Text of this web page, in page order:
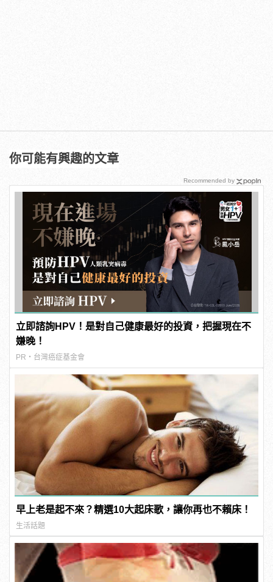
你可能有興趣的文章
立即諮詢HPV！是對自己健康最好的投資，把握現在不
嫌晚！
PR・台灣癌症基金會
早上老是起不來？精選10大起床歌，讓你再也不賴床！
生活話題
Recommended by